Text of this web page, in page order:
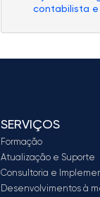
contabilista e
SERVIÇOS
Formação
Atualização e Suporte
Consultoria e
Desenvolvimentos à